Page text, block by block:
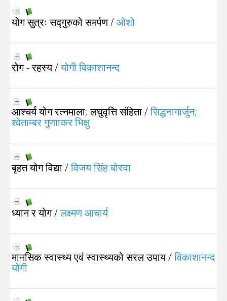
योग सुत्रः सद्गुरुको समर्पण/ओशो
रोग - रहस्य/योगी विकाशानन्द
आश्चर्य योग रत्नमाला; लघुवृत्ति संहिता/सिद्धनागार्जुन;
श्वेताम्बर गुणााकर भिक्षु
बृहत योग विद्या/विजय सिंह बोस्वा
ध्यान र योग/लक्ष्मण आचार्य
मानसिक स्वास्थ्य एवं स्वास्थ्यको सरल उपाय/विकाशानन्द
योगी